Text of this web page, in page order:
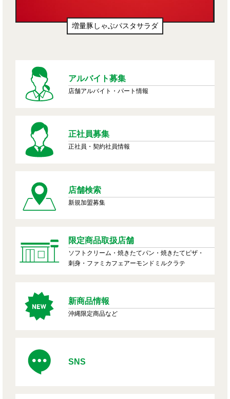
増量豚しゃぶパスタサラダ
アルバイト募集
店舗アルバイト・パート情報
正社員募集
正社員・契約社員情報
店舗検索
新規加盟募集
限定商品取扱店舗
ソフトクリーム・焼きたてパン・焼きたてピザ・
刺身・ファミカフェアーモンドミルクラテ
新商品情報
沖縄限定商品など
SNS